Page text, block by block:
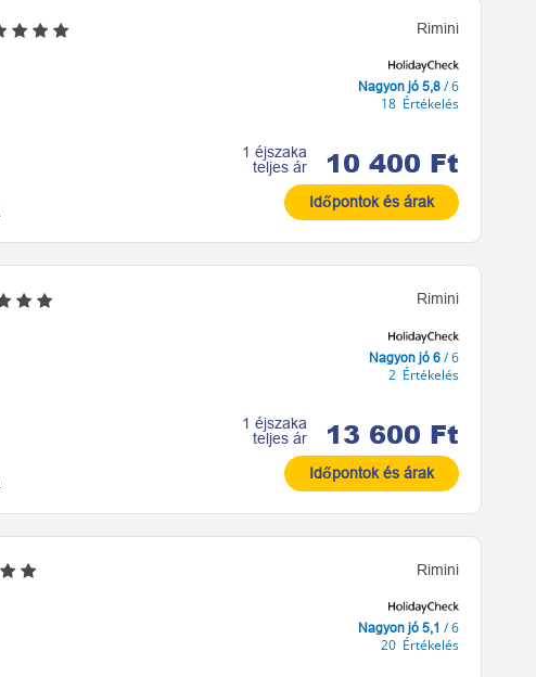
Rimini
Nagyon jó 5,8 / 6
18 Értékelés
1 éjszaka
teljes ár
10 400 Ft
Időpontok és árak
Rimini
Nagyon jó 6 / 6
2 Értékelés
1 éjszaka
teljes ár
13 600 Ft
Időpontok és árak
Rimini
Nagyon jó 5,1 / 6
20 Értékelés